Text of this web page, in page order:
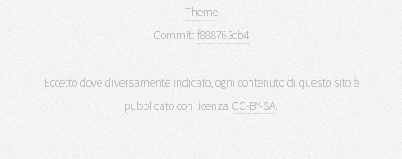
Theme
Commit: f888763cb4
Eccetto dove diversamente indicato, ogni contenuto di questo sito è
pubblicato con licenza CC-BY-SA.